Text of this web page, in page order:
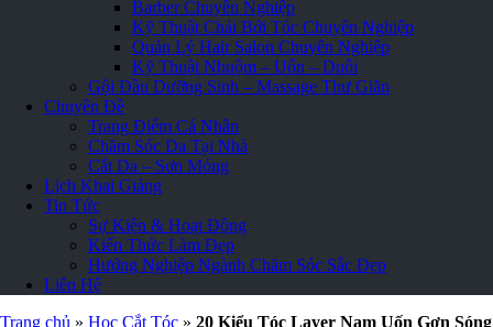
Barber Chuyên Nghiệp
Kỹ Thuật Chải Bới Tóc Chuyên Nghiệp
Quản Lý Hair Salon Chuyên Nghiệp
Kỹ Thuật Nhuộm – Uốn – Duỗi
Gội Đầu Dưỡng Sinh – Massage Thư Giãn
Chuyên Đề
Trang Điểm Cá Nhân
Chăm Sóc Da Tại Nhà
Cắt Da – Sơn Móng
Lịch Khai Giảng
Tin Tức
Sự Kiện & Hoạt Động
Kiến Thức Làm Đẹp
Hướng Nghiệp Ngành Chăm Sóc Sắc Đẹp
Liên Hệ
Trang chủ » Học Cắt Tóc » 20 Kiểu Tóc Layer Nam Uốn Gợn